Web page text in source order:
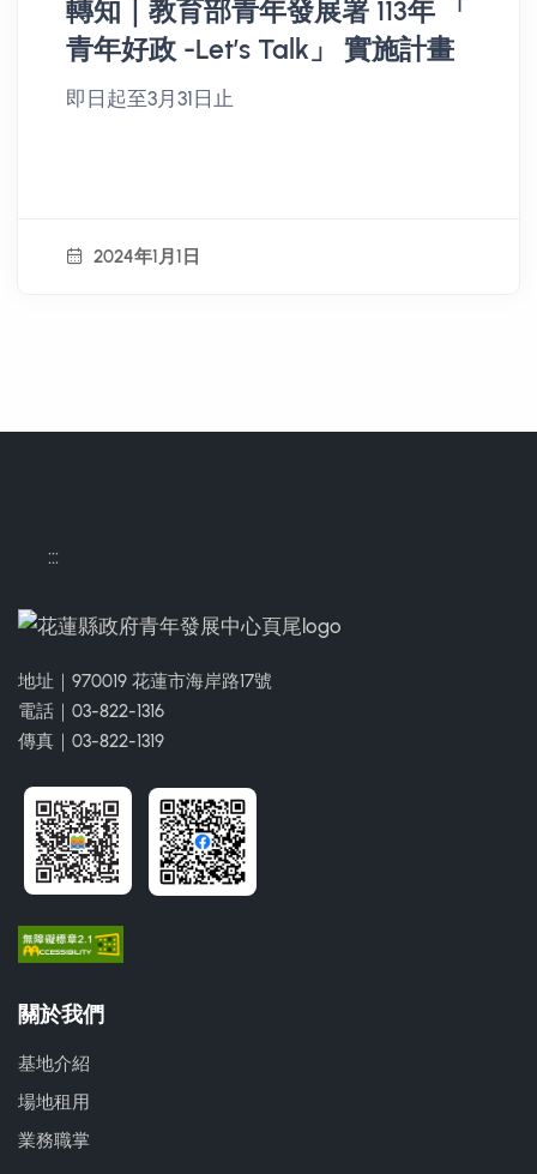
轉知｜教育部青年發展署 113年 「
青年好政 -Let’s Talk」 實施計畫
即日起至3月31日止
2024年1月1日
:::
地址｜970019 花蓮市海岸路17號
電話｜03-822-1316
傳真｜03-822-1319
關於我們
基地介紹
場地租用
業務職掌